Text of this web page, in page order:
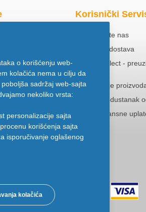
Korisnički
Kontaktirajte nas
Besplatna dostava
Click & Collect -
prodavnici
Reklamacije
Pravo na odustanak
Politika Avansne
o korišćenju web-
kolačića nema u cilju da
sadržaj web-sajta
nekoliko vrsta:
personalizacije sajta
korišćenja sajta
isporučivanje oglašenog
kolačića